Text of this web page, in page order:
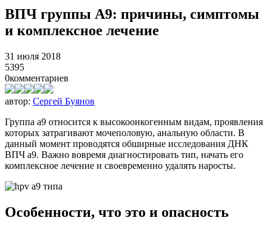
ВПЧ группы А9: причины, симптомы
и комплексное лечение
31 июля 2018
5395
0комментариев
автор: Сергей Буянов
Группа а9 относится к высокоонкогенным видам, проявления
которых затрагивают мочеполовую, анальную области. В
данный момент проводятся обширные исследования ДНК
ВПЧ а9. Важно вовремя диагностировать тип, начать его
комплексное лечение и своевременно удалять наросты.
Особенности, что это и опасность